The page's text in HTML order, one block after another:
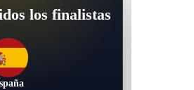
los finalistas